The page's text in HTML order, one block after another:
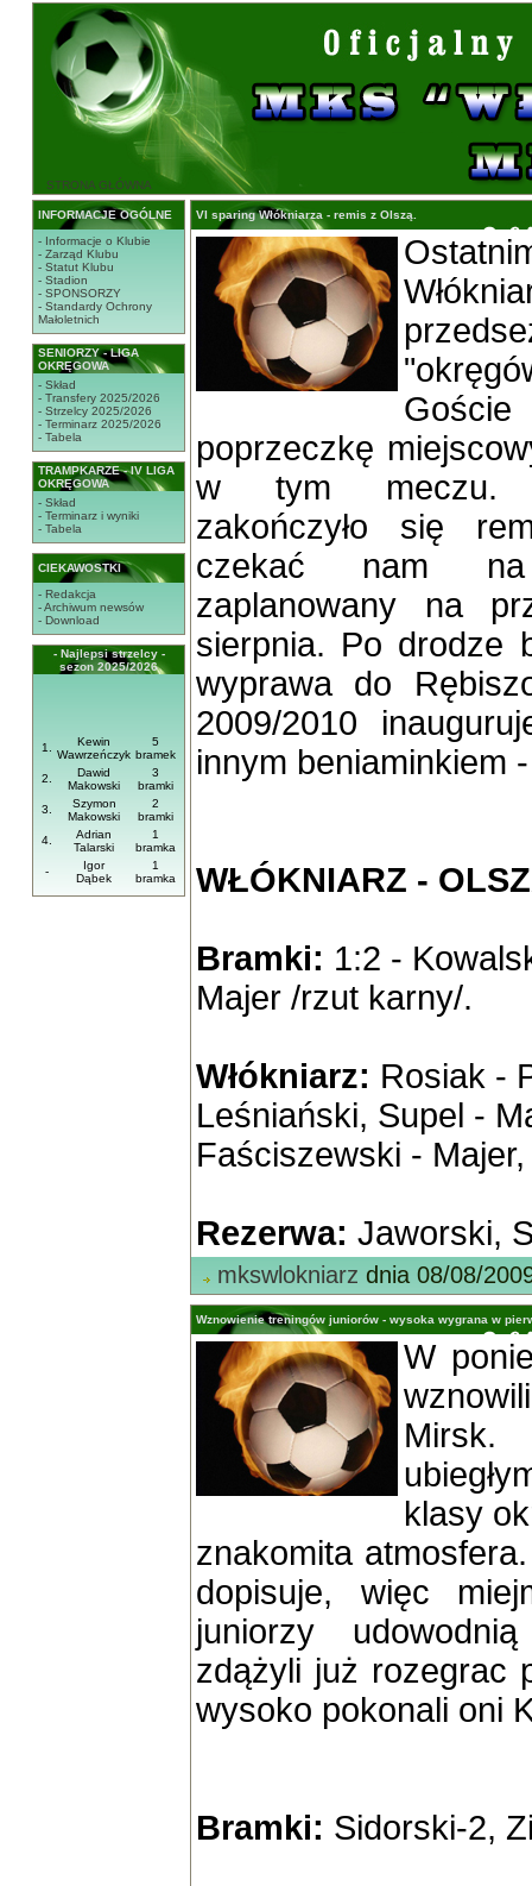
STRONA GŁÓWNA
INFORMACJE OGÓLNE
- Informacje o Klubie
- Zarząd Klubu
- Statut Klubu
- Stadion
- SPONSORZY
- Standardy Ochrony
Małoletnich
SENIORZY - LIGA
OKRĘGOWA
- Skład
- Transfery 2025/2026
- Strzelcy 2025/2026
- Terminarz 2025/2026
- Tabela
TRAMPKARZE - IV LIGA
OKRĘGOWA
- Skład
- Terminarz i wyniki
- Tabela
CIEKAWOSTKI
- Redakcja
- Archiwum newsów
- Download
- Najlepsi strzelcy -
sezon 2025/2026
1.
Kewin
Wawrzeńczyk
5
bramek
2.
Dawid
Makowski
3
bramki
3.
Szymon
Makowski
2
bramki
4.
Adrian
Talarski
1
bramka
-
Igor
Dąbek
1
bramka
VI sparing Włókniarza - remis z Olszą.
poprzeczkę
w tym meczu.
zakończyło się
czekać nam na
zaplanowany na
sierpnia. Po drodze
wyprawa do
2009/2010
innym
WŁÓKNIARZ -
Bramki: 1:2 -
Majer /rzut karny/.
Włókniarz: Rosiak -
Leśniański, Supel -
Faściszewski -
Rezerwa: Jaworski,
mkswlokniarz dnia 08/08/
Wznowienie treningów juniorów - wysoka wygrana w
W
klasy
znakomita
dopisuje, więc
juniorzy
zdążyli już rozegrac
wysoko pokonali oni
Bramki: Sidorski-2,